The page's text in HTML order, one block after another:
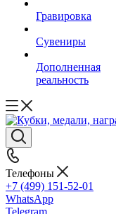
Гравировка
Сувениры
Дополненная
реальность
Телефоны
+7 (499) 151-52-01
WhatsApp
Telegram